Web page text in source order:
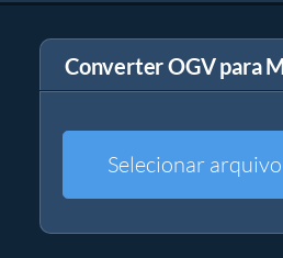
Converter OGV para
Selecionar